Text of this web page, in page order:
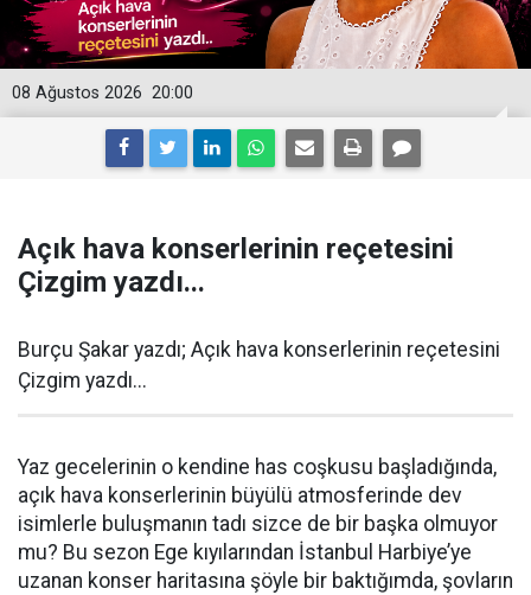
20:00
08 Ağustos 2026
Açık hava konserlerinin reçetesini
Çizgim yazdı...
Burçu Şakar yazdı; Açık hava konserlerinin reçetesini
Çizgim yazdı...
Yaz gecelerinin o kendine has coşkusu başladığında,
açık hava konserlerinin büyülü atmosferinde dev
isimlerle buluşmanın tadı sizce de bir başka olmuyor
mu? Bu sezon Ege kıyılarından İstanbul Harbiye’ye
uzanan konser haritasına şöyle bir baktığımda, şovların